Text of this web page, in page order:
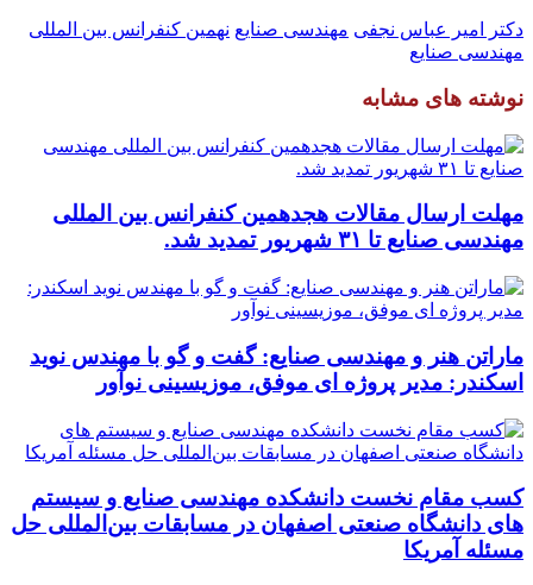
دکتر امیر عباس نجفی مهندسی صنایع نهمین کنفرانس بین المللی
مهندسی صنایع
نوشته های مشابه
مهلت ارسال مقالات هجدهمین کنفرانس بین المللی
مهندسی صنایع تا ۳۱ شهریور تمدید شد.
ماراتن هنر و مهندسی صنایع: گفت و گو با مهندس نوید
اسکندر: مدیر پروژه ای موفق، موزیسینی نوآور
کسب مقام نخست دانشکده مهندسی صنایع و سیستم
های دانشگاه صنعتی اصفهان در مسابقات بین‌المللی حل
مسئله آمریکا